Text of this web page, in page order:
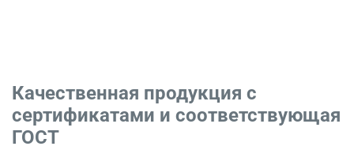
Качественная продукция с
сертификатами и соответствующая
ГОСТ